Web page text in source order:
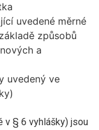
uvedené měrné
způsobů
a
uvedený ve
v § 6 vyhlášky) jsou